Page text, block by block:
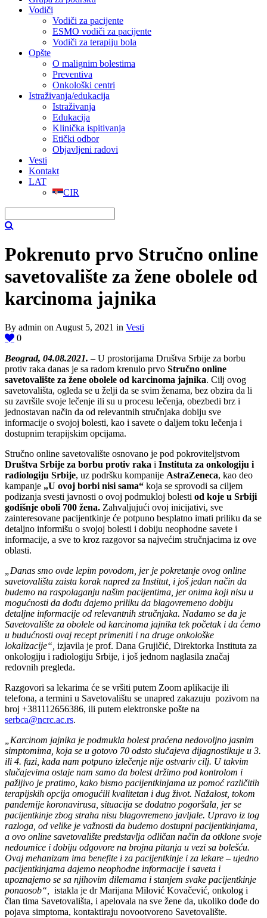
Vodiči
Vodiči za pacijente
ESMO vodiči za pacijente
Vodiči za terapiju bola
Opšte
O malignim bolestima
Preventiva
Onkološki centri
Istraživanja/edukacija
Istraživanja
Edukacija
Klinička ispitivanja
Etički odbor
Objavljeni radovi
Vesti
Kontakt
LAT
CIR
Pokrenuto prvo Stručno online
savetovalište za žene obolele od
karcinoma jajnika
By admin on August 5, 2021 in Vesti
0
Beograd, 04.08.2021. – U prostorijama Društva Srbije za borbu
protiv raka danas je sa radom krenulo prvo Stručno online
savetovalište za žene obolele od karcinoma jajnika. Cilj ovog
savetovališta, ogleda se u želji da se svim ženama, bez obzira da li
su završile svoje lečenje ili su u procesu lečenja, obezbedi brz i
jednostavan način da od relevantnih stručnjaka dobiju sve
informacije o svojoj bolesti, kao i savete o daljem toku lečenja i
dostupnim terapijskim opcijama.
Stručno online savetovalište osnovano je pod pokroviteljstvom
Društva Srbije za borbu protiv raka i Instituta za onkologiju i
radiologiju Srbije, uz podršku kompanije AstraZeneca, kao deo
kampanje „U ovoj borbi nisi sama“ koja se sprovodi sa ciljem
podizanja svesti javnosti o ovoj podmukloj bolesti od koje u Srbiji
godišnje oboli 700 žena. Zahvaljujući ovoj inicijativi, sve
zainteresovane pacijentkinje će potpuno besplatno imati priliku da se
detaljno informišu o svojoj bolesti i dobiju neophodne savete i
informacije, a sve to kroz razgovor sa najvećim stručnjacima iz ove
oblasti.
„Danas smo ovde lepim povodom, jer je pokretanje ovog online
savetovališta zaista korak napred za Institut, i još jedan način da
budemo na raspolaganju našim pacijentima, jer onima koji nisu u
mogućnosti da dođu dajemo priliku da blagovremeno dobiju
detaljne informacije od relevantnih stručnjaka. Nadamo se da je
Savetovalište za obolele od karcinoma jajnika tek početak i da ćemo
u budućnosti ovaj recept primeniti i na druge onkološke
lokalizacije“, izjavila je prof. Dana Grujičić, Direktorka Instituta za
onkologiju i radiologiju Srbije, i još jednom naglasila značaj
redovnih pregleda.
Razgovori sa lekarima će se vršiti putem Zoom aplikacije ili
telefona, a termini u Savetovalištu se unapred zakazuju pozivom na
broj +381112656386, ili putem elektronske pošte na
serbca@ncrc.ac.rs.
„Karcinom jajnika je podmukla bolest praćena nedovoljno jasnim
simptomima, koja se u gotovo 70 odsto slučajeva dijagnostikuje u 3.
ili 4. fazi, kada nam potpuno izlečenje nije ostvariv cilj. U takvim
slučajevima ostaje nam samo da bolest držimo pod kontrolom i
pažljivo je pratimo, kako bismo pacijentkinjama uz pomoć različitih
terapijskih opcija omogućili kvalitetan i dug život. Nažalost, tokom
pandemije koronavirusa, situacija se dodatno pogoršala, jer se
pacijentkinje zbog straha nisu blagovremeno javljale. Upravo iz tog
razloga, od velike je važnosti da budemo dostupni pacijentkinjama,
a ovo online savetovalište predstavlja odličan način da otklone svoje
nedoumice i dobiju odgovore na brojna pitanja u vezi sa bolešću.
Ovaj mehanizam ima benefite i za pacijentkinje i za lekare – ujedno
pacijentkinjama dajemo neophodne informacije i saveta i
upoznajemo se sa njihovim dilemama i stanjem svake pacijentkinje
ponaosob“, istakla je dr Marijana Milović Kovačević, onkolog i
član tima Savetovališta, i apelovala na sve žene da, ukoliko dođe do
pojava simptoma, kontaktiraju novootvoreno Savetovalište.